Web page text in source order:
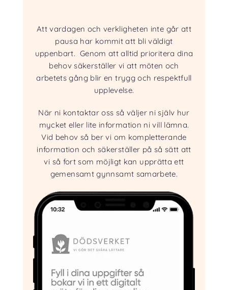
Att vardagen och verkligheten inte går att
pausa har kommit att bli väldigt
uppenbart. Genom att alltid prioritera dina
behov säkerställer vi att möten och
arbetets gång blir en trygg och respektfull
upplevelse.
När ni kontaktar oss så väljer ni själv hur
mycket eller lite information ni vill lämna.
Vid behov så ber vi om kompletterande
information och säkerställer på så sätt att
vi så fort som möjligt kan upprätta ett
gemensamt gynnsamt samarbete.